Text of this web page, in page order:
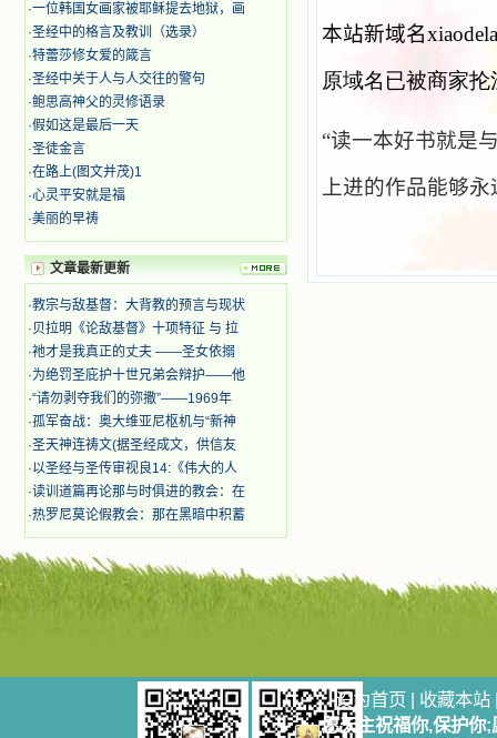
我的脑子里。读这些圣书时，我思潮
汹涌起伏，欣喜不能自已。书中谈到
这些圣人们如何在与主的交往中得到
灵命的更新，德行的馨香如何上达天
的圣人，为了传播福音，他们告别亲
人，舍下了他们手中的一切，轻快地
踏上了异国他乡，到没有人知道真神
的世界里去。啊，若不是主的引领，
我可能到死还不认识他们呢！ 我
的心灵从主给我的这些圣人的言行中
奋啊！当我读到他们为主而受人逼
时，我为他们的在天之灵祈祷，我哭
着，为自已的同胞带给他们的苦难而
哀号。我一遍遍地重读那一行行被我
的斑斑泪痕弄得模糊不清的字句，那
些被主的爱火所燃烧而离开家乡来到
中国的传教士，我多么爱你们啊！我
心中流淌着多少感激的泪水。 他
们受苦却觉得喜乐，因为他们爱主，
他们感到能为主受一点苦是多么喜乐
的事。他们受苦时仍在唱着感谢的
歌，因他们无法不称颂主，因主使他
烧起一股无法扑灭的火焰，他们那强
有力的言行激励我向前。 我一面
读，一面想过着他们这样圣善的生
想到我有一天还要见到他们，亲耳聆
听他们的教诲，伴随在他们的身边，
和他们一起赞颂吾主，想到那使我欣
·一位韩国女画家被耶稣提去地狱，画
·圣经中的格言及教训（选录）
·特蕾莎修女爱的箴言
·圣经中关于人与人交往的警句
·鲍思高神父的灵修语录
·假如这是最后一天
·圣徒金言
·在路上(图文并茂)1
·心灵平安就是福
·美丽的早祷
文章最新更新
·教宗与敌基督：大背教的预言与现状
·贝拉明《论敌基督》十项特征 与 拉
·祂才是我真正的丈夫 ——圣女依搦
·为绝罚圣庇护十世兄弟会辩护——他
·“请勿剥夺我们的弥撒”——1969年
·孤军奋战：奥大维亚尼枢机与“新神
·圣天神连祷文(据圣经成文，供信友
·以圣经与圣传审视良14:《伟大的人
·读训道篇再论那与时俱进的教会：在
·热罗尼莫论假教会：那在黑暗中积蓄
本站新域名
原域名已被商家
“读一本好书就是
上进的作品能够
设为首页 | 收藏本站
愿天主祝福你,保护你